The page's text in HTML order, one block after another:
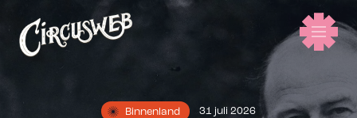
Binnenland 31 juli 2026